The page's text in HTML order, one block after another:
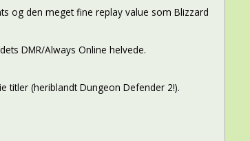
og den meget fine replay value som Blizzard
DMR/Always Online helvede.
titler (heriblandt Dungeon Defender 2!).